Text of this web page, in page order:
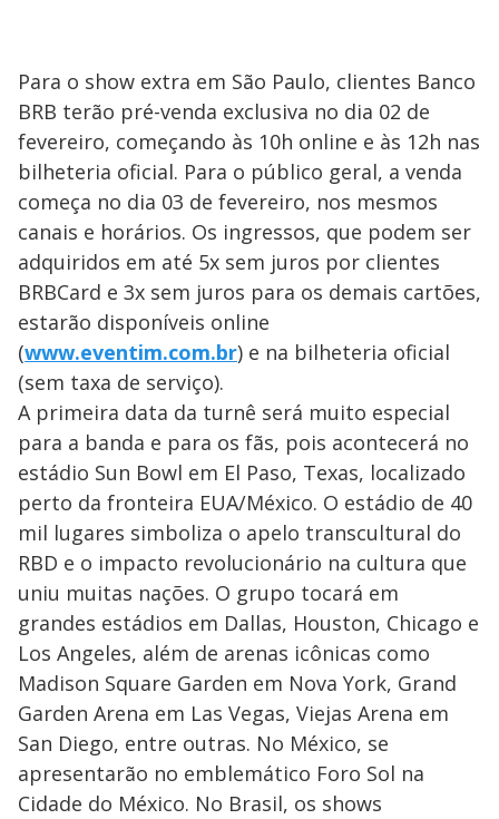
Para o show extra em São Paulo, clientes Banco
BRB terão pré-venda exclusiva no dia 02 de
fevereiro, começando às 10h online e às 12h nas
bilheteria oficial. Para o público geral, a venda
começa no dia 03 de fevereiro, nos mesmos
canais e horários. Os ingressos, que podem ser
adquiridos em até 5x sem juros por clientes
BRBCard e 3x sem juros para os demais cartões,
estarão disponíveis online
(www.eventim.com.br) e na bilheteria oficial
(sem taxa de serviço).
A primeira data da turnê será muito especial
para a banda e para os fãs, pois acontecerá no
estádio Sun Bowl em El Paso, Texas, localizado
perto da fronteira EUA/México. O estádio de 40
mil lugares simboliza o apelo transcultural do
RBD e o impacto revolucionário na cultura que
uniu muitas nações. O grupo tocará em
grandes estádios em Dallas, Houston, Chicago e
Los Angeles, além de arenas icônicas como
Madison Square Garden em Nova York, Grand
Garden Arena em Las Vegas, Viejas Arena em
San Diego, entre outras. No México, se
apresentarão no emblemático Foro Sol na
Cidade do México. No Brasil, os shows